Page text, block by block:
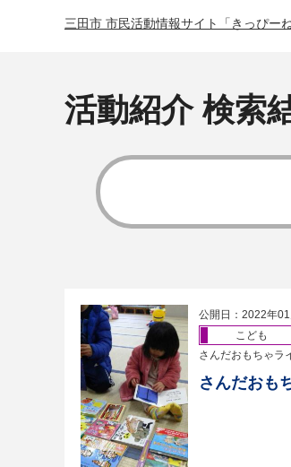
三田市 市民活動情報サイト「きっぴーね
活動紹介 検索
公開日：2022年01
こども
さんだおもちゃラ
さんだおも